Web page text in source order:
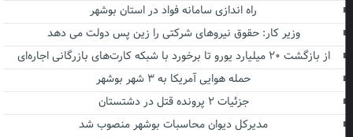
راه اندازی سامانه فواد در استان بوشهر
وزیر کار: حقوق نیروهای شرکتی را زین پس دولت می دهد
از بازگشت ۲۰ میلیارد یورو تا برخورد با شبکه کارت‌های بازرگانی اجاره‌ای
حمله هوایی آمریکا به ۳ شهر بوشهر
جزئیات ۲ پرونده قتل در دشتستان
مدیرکل دیوان محاسبات بوشهر منصوب شد